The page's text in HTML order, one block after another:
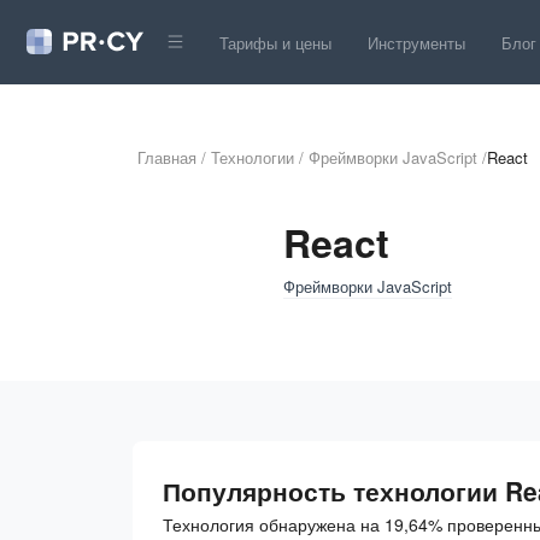
Тарифы и цены Инструменты Блог
Главная / Технологии / Фреймворки JavaScript /React
React
Фреймворки JavaScript
Популярность технологии
Технология обнаружена на 19,64%